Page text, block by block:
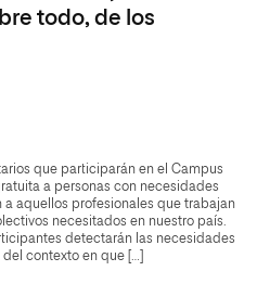
todo, de los
que participarán en el Campus
a personas con necesidades
aquellos profesionales que trabajan
necesitados en nuestro país.
detectarán las necesidades
contexto en que […]